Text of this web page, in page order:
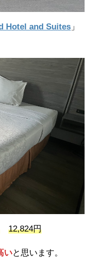
Hotel and Suites 」
12,824円
いと思います。